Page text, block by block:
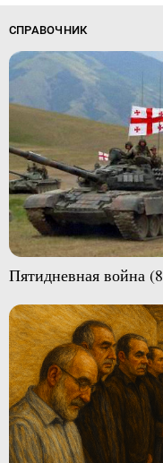
СПРАВОЧНИК
Пятидневная война